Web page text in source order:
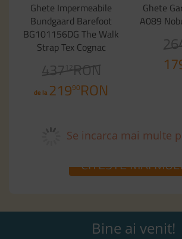
Ghete Impermeabile
Bundgaard Barefoot
BG101156DG The Walk
Strap Tex Cognac
437 12
RON
de la 21990RON
Ghete
A089
Se incarca mai multe
CITESTE MAI
Bine ai venit!